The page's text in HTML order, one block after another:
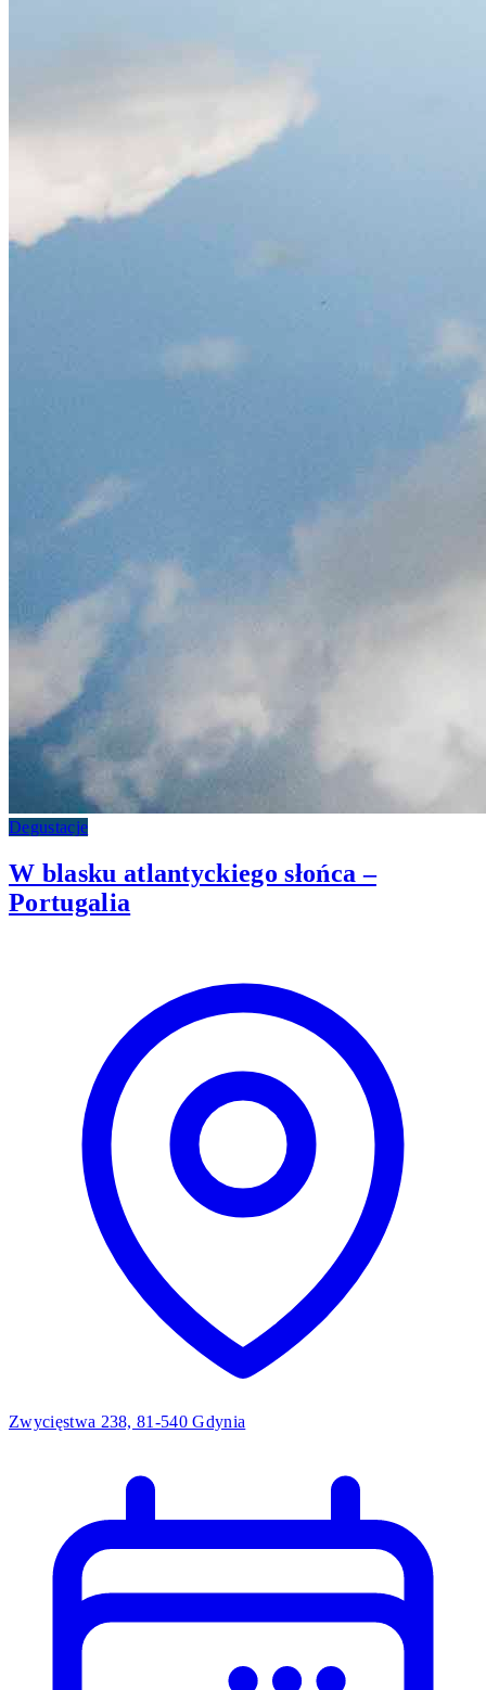
Degustacje
W blasku atlantyckiego słońca –
Portugalia
Zwycięstwa 238, 81-540 Gdynia